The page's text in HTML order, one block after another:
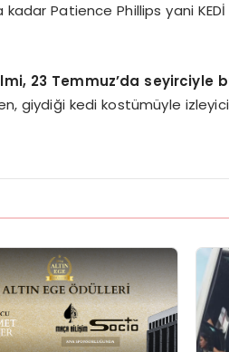
Patience Phillips yani KEDİ
23 Temmuz’da seyirciyle
giydiği kedi kostümüyle